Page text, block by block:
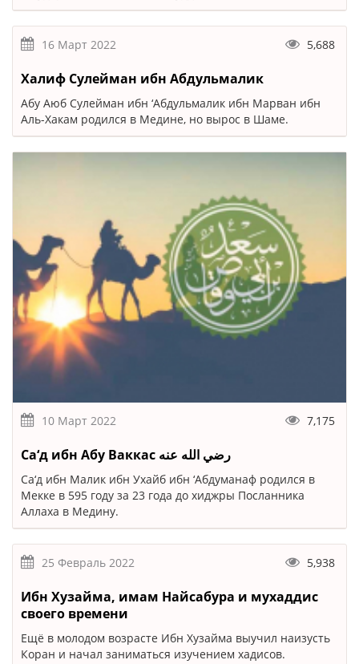
16 Март 2022 5,688
Халиф Сулейман ибн Абдульмалик
Абу Аюб Сулейман ибн ‘Абдульмалик ибн Марван ибн
Аль-Хакам родился в Медине, но вырос в Шаме.
10 Март 2022 7,175
Са‘д ибн Абу Ваккас رضي الله عنه
Са‘д ибн Малик ибн Ухайб ибн ‘Абдуманаф родился в
Мекке в 595 году за 23 года до хиджры Посланника
Аллаха в Медину.
25 Февраль 2022 5,938
Ибн Хузайма, имам Найсабура и мухаддис
своего времени
Ещё в молодом возрасте Ибн Хузайма выучил наизусть
Коран и начал заниматься изучением хадисов.